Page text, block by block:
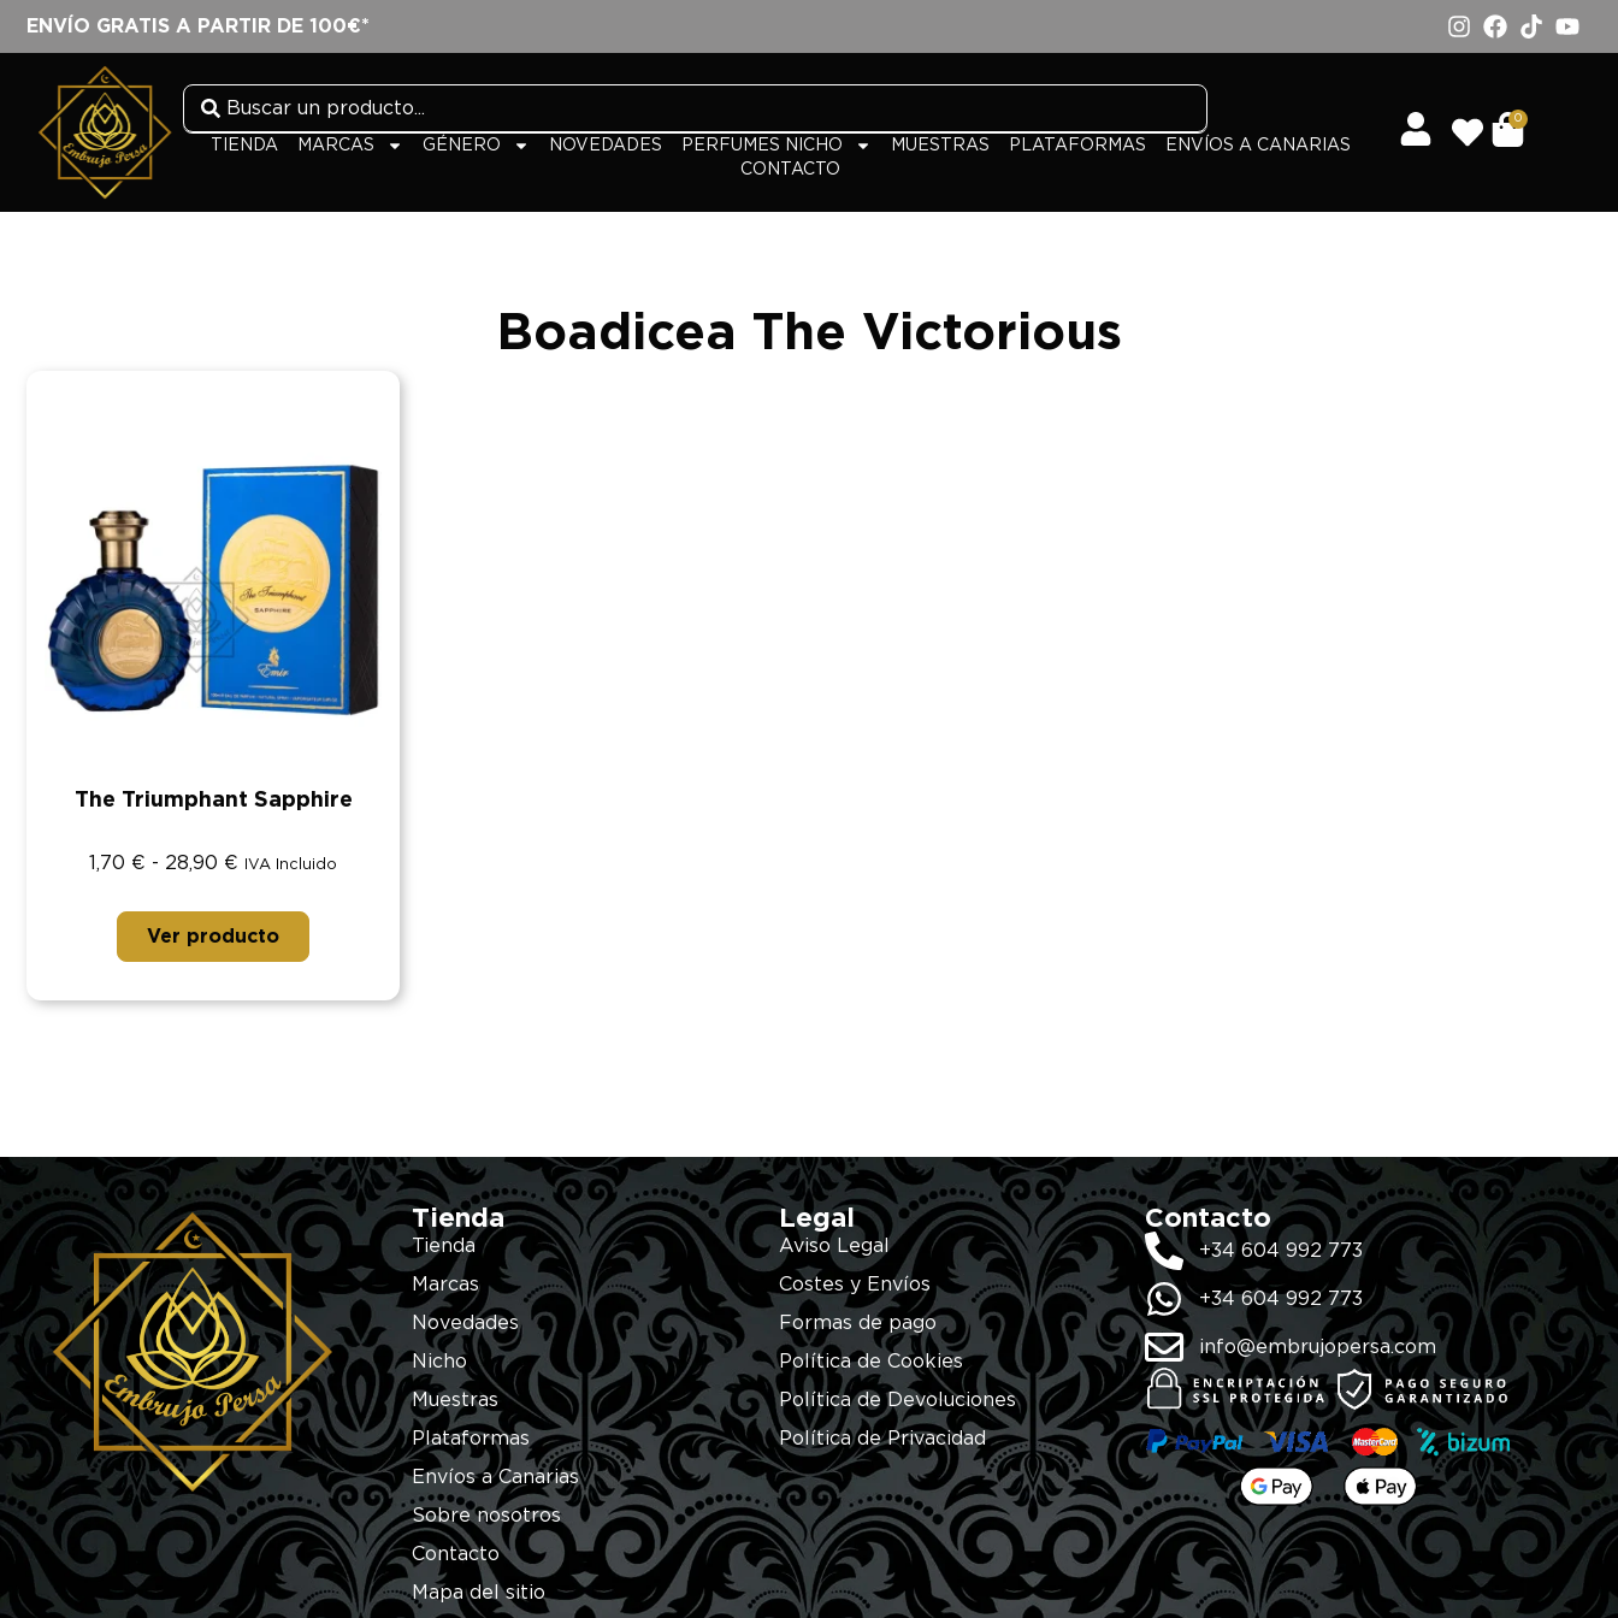
ENVÍO GRATIS A PARTIR DE 100€*
TIENDA MARCAS GÉNERO NOVEDADES PERFUMES NICHO MUESTRAS PLATAFORMAS
ENVÍOS A CANARIAS
CONTACTO
0
Boadicea The Victorious
The Triumphant Sapphire
1,70 € - 28,90 € IVA Incluido
Ver producto
Tienda
Tienda
Marcas
Novedades
Nicho
Muestras
Plataformas
Envíos a Canarias
Sobre nosotros
Contacto
Mapa del sitio
Legal
Aviso Legal
Costes y Envíos
Formas de pago
Política de Cookies
Política de Devoluciones
Política de Privacidad
Contacto
+34 604 992 773
+34 604 992 773
info@embrujopersa.com